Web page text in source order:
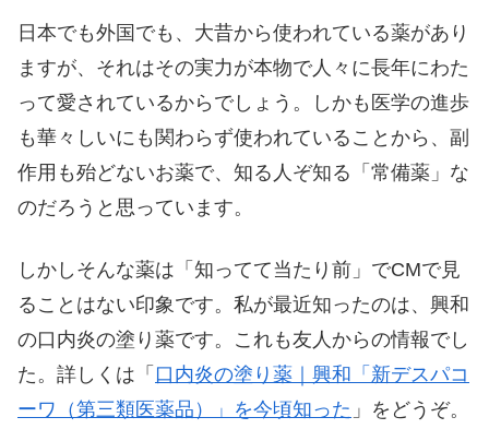
日本でも外国でも、大昔から使われている薬があり
ますが、それはその実力が本物で人々に長年にわた
って愛されているからでしょう。しかも医学の進歩
も華々しいにも関わらず使われていることから、副
作用も殆どないお薬で、知る人ぞ知る「常備薬」な
のだろうと思っています。
しかしそんな薬は「知ってて当たり前」でCMで見
ることはない印象です。私が最近知ったのは、興和
の口内炎の塗り薬です。これも友人からの情報でし
た。詳しくは「 口内炎の塗り薬｜興和「新デスパコ
ーワ（第三類医薬品）」を今頃知った 」をどうぞ。